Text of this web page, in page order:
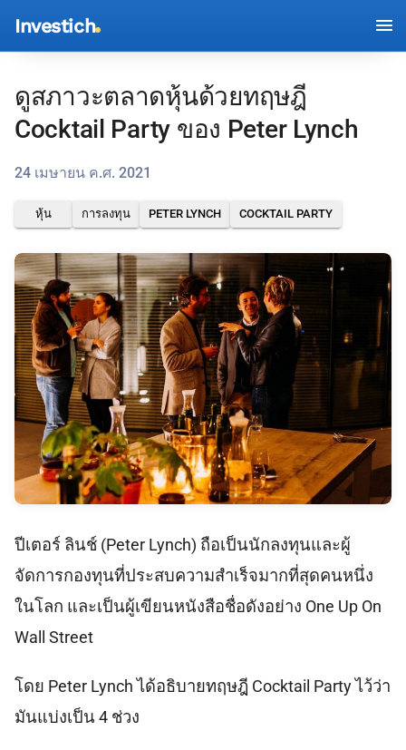
Investich
ดูสภาวะตลาดหุ้นด้วยทฤษฎี
Cocktail Party ของ Peter Lynch
24 เมษายน ค.ศ. 2021
หุ้น การลงทุน PETER LYNCH COCKTAIL PARTY
ปีเตอร์ ลินช์ (Peter Lynch) ถือเป็นนักลงทุนและผู้
จัดการกองทุนที่ประสบความสําเร็จมากที่สุดคนหนึ่ง
ในโลก และเป็นผู้เขียนหนังสือชื่อดังอย่าง One Up On
Wall Street
โดย Peter Lynch ได้อธิบายทฤษฎี Cocktail Party ไว้ว่า
มันแบ่งเป็น 4 ช่วง